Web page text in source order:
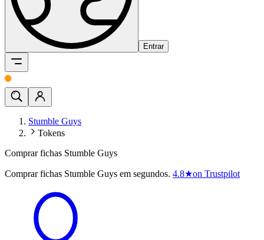
Entrar
Stumble Guys
Tokens
Comprar fichas Stumble Guys
Comprar fichas Stumble Guys em segundos. 4.8★on Trustpilot